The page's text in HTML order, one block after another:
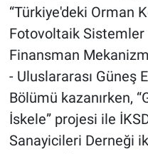
“Türkiye'deki Orman
Fotovoltaik
Finansman
- Uluslararası Güneş
Bölümü kazanırken,
İskele” projesi ile
Sanayicileri Derneği